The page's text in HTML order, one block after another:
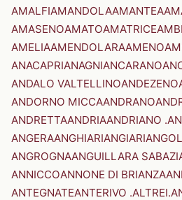
AMALFIAMANDOLAAMANTEA
AMASENOAMATOAMATRICE
AMELIAAMENDOLARAAMENO
ANACAPRIANAGNIANCARANO
ANDALO VALTELLINOANDEZENO
ANDORNO MICCAANDRANO
ANDRETTAANDRIAANDRIANO
ANGERAANGHIARIANGIARI
ANGROGNAANGUILLARA
ANNICCOANNONE DI BRIANZA
ANTEGNATEANTERIVO .ALTREI.